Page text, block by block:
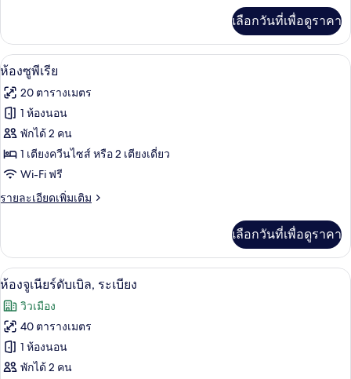
เกี่ยว
กับ
ห้อง
ลัก
ซ์
(Deluxe)
เลือกวันที่เพื่อดูราคา
เปิด
ภาพถ่าย
ทั้งหมด
ของ
ห้อง
ซู
พี
เครื่องนอนป้องกันสารก่อภูมิแพ้, ผ้านว
9
ห้องซูพีเรีย
20 ตารางเมตร
1 ห้องนอน
พักได้ 2 คน
1 เตียงควีนไซส์ หรือ 2 เตียงเดี่ยว
Wi-Fi ฟรี
รายละเอียดเพิ่มเติม
ราย
เกี่ยว
กับ
ห้อง
พี
เรีย
เลือกวันที่เพื่อดูราคา
เปิด
ภาพถ่าย
ทั้งหมด
ของ
ห้อง
เครื่องนอนป้องกันสารก่อภูมิแพ้, ผ้านว
4
ห้องจูเนียร์ดับเบิล, ระเบียง
วิวเมือง
40 ตารางเมตร
1 ห้องนอน
พักได้ 2 คน